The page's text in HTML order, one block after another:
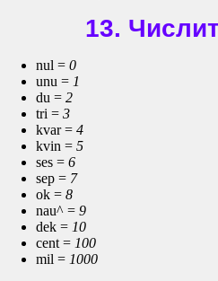
13.
nul = 0
unu = 1
du = 2
tri = 3
kvar = 4
kvin = 5
ses = 6
sep = 7
ok = 8
nau^ = 9
dek = 10
cent = 100
mil = 1000